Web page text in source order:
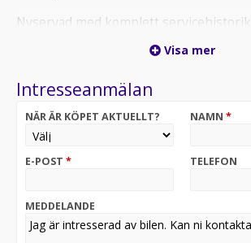
Nyservad med komplett servicehistorik
Obs! Mail från oss tenderar att hamna i
1 månad gratis prova på försäkring via
Vi erbjuder skräddarsydd finansering
försäkring).
Hos oss hittar ni Svensksålda bilar till
bästa priser. Självklart tar vi din bil i
Visa mer
Intresseanmälan
NÄR ÄR KÖPET AKTUELLT? NAMN *
E-POST * TELEFON
MEDDELANDE